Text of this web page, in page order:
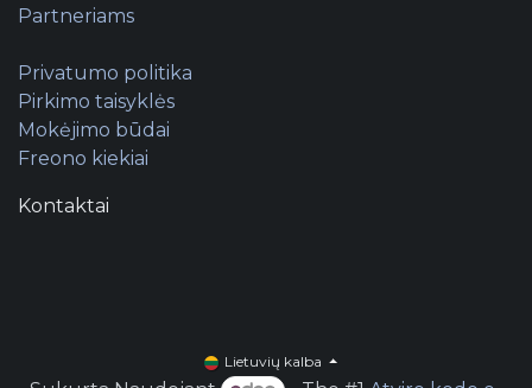
Partneriams
Privatumo politika
Pirkimo taisyklės
Mokėjimo būdai
Freono kiekiai
Kontaktai
Lietuvių kalba